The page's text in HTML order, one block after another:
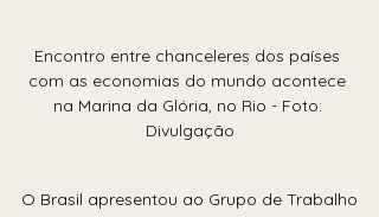
Encontro entre chanceleres dos países
com as economias do mundo acontece
na Marina da Glória, no Rio - Foto:
Divulgação
O Brasil apresentou ao Grupo de Trabalho